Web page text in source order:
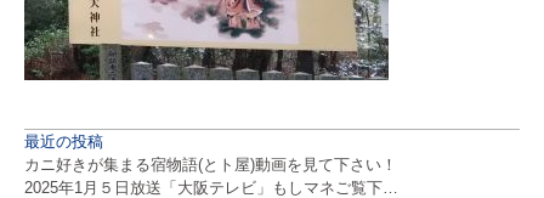
最近の投稿
カニ好きが集まる宿物語(とト屋)動画を見て下さい！
2025年1月５日放送「大阪テレビ」もしマネご覧下…